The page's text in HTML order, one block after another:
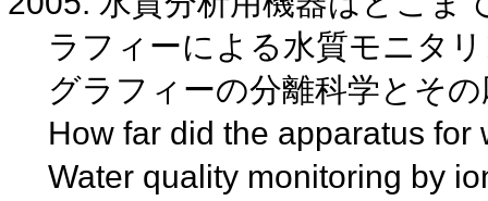
ラフィーによる水質モニタ
グラフィーの分離科学とそ
How far did the apparatus
Water quality monitoring by